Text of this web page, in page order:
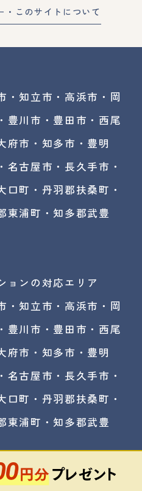
・このサイトについて
・知立市 ・高浜市・ 岡
豊川市・豊田市・西尾
府市・知多市・豊明
名古屋市 ・長久手市・
口町・丹羽郡扶桑町・
東浦町・知多郡武豊
ョンの対応エリア
・知立市・高浜市・岡
豊川市・豊田市・西尾
府市・知多市・豊明
古屋市・長久手市・
口町・丹羽郡扶桑町・
東浦町・知多郡武豊
会社All Right Reserved.